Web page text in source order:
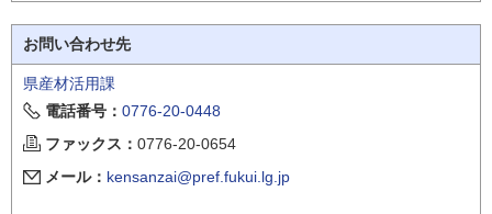
お問い合わせ先
県産材活用課
電話番号： 0776-20-0448
ファックス： 0776-20-0654
メール： kensanzai@pref.fukui.lg.jp